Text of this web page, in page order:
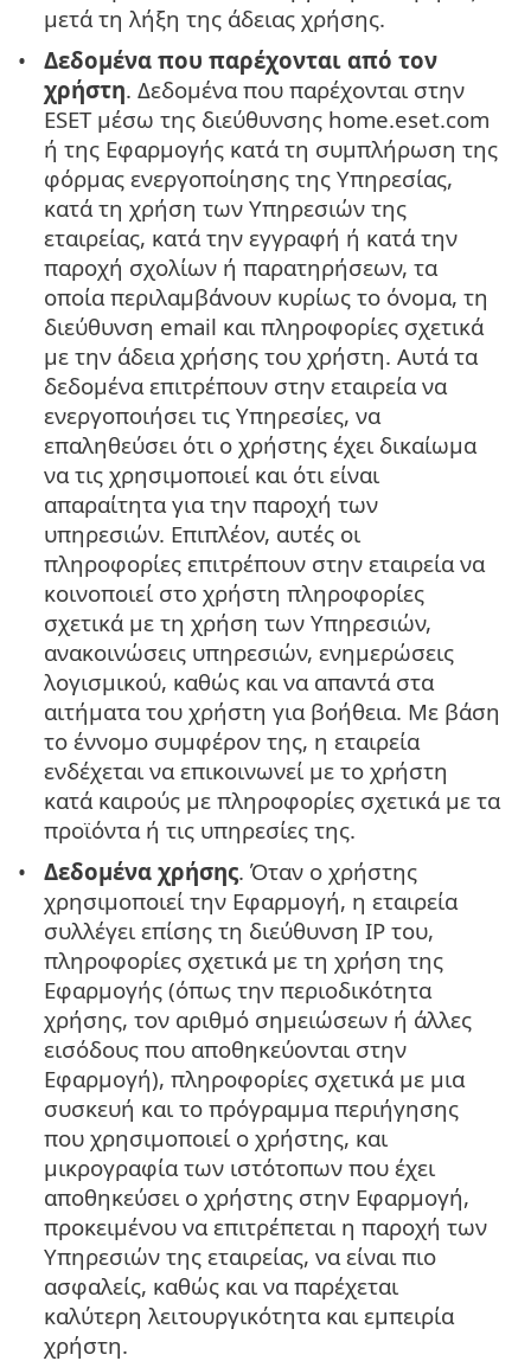
μετά τη λήξη της άδειας χρήσης.
Δεδομένα που παρέχονται από τον
χρήστη. Δεδομένα που παρέχονται στην
ESET μέσω της διεύθυνσης home.eset.com
ή της Εφαρμογής κατά τη συμπλήρωση της
φόρμας ενεργοποίησης της Υπηρεσίας,
κατά τη χρήση των Υπηρεσιών της
εταιρείας, κατά την εγγραφή ή κατά την
παροχή σχολίων ή παρατηρήσεων, τα
οποία περιλαμβάνουν κυρίως το όνομα, τη
διεύθυνση email και πληροφορίες σχετικά
με την άδεια χρήσης του χρήστη. Αυτά τα
δεδομένα επιτρέπουν στην εταιρεία να
ενεργοποιήσει τις Υπηρεσίες, να
επαληθεύσει ότι ο χρήστης έχει δικαίωμα
να τις χρησιμοποιεί και ότι είναι
απαραίτητα για την παροχή των
υπηρεσιών. Επιπλέον, αυτές οι
πληροφορίες επιτρέπουν στην εταιρεία να
κοινοποιεί στο χρήστη πληροφορίες
σχετικά με τη χρήση των Υπηρεσιών,
ανακοινώσεις υπηρεσιών, ενημερώσεις
λογισμικού, καθώς και να απαντά στα
αιτήματα του χρήστη για βοήθεια. Με βάση
το έννομο συμφέρον της, η εταιρεία
ενδέχεται να επικοινωνεί με το χρήστη
κατά καιρούς με πληροφορίες σχετικά με τα
προϊόντα ή τις υπηρεσίες της.
Δεδομένα χρήσης. Όταν ο χρήστης
χρησιμοποιεί την Εφαρμογή, η εταιρεία
συλλέγει επίσης τη διεύθυνση IP του,
πληροφορίες σχετικά με τη χρήση της
Εφαρμογής (όπως την περιοδικότητα
χρήσης, τον αριθμό σημειώσεων ή άλλες
εισόδους που αποθηκεύονται στην
Εφαρμογή), πληροφορίες σχετικά με μια
συσκευή και το πρόγραμμα περιήγησης
που χρησιμοποιεί ο χρήστης, και
μικρογραφία των ιστότοπων που έχει
αποθηκεύσει ο χρήστης στην Εφαρμογή,
προκειμένου να επιτρέπεται η παροχή των
Υπηρεσιών της εταιρείας, να είναι πιο
ασφαλείς, καθώς και να παρέχεται
καλύτερη λειτουργικότητα και εμπειρία
χρήστη.